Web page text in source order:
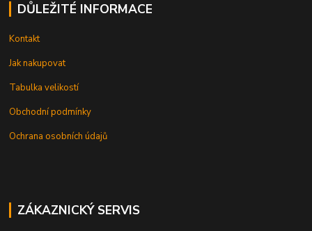
DŮLEŽITÉ INFORMACE
Kontakt
Jak nakupovat
Tabulka velikostí
Obchodní podmínky
Ochrana osobních údajů
ZÁKAZNICKÝ SERVIS